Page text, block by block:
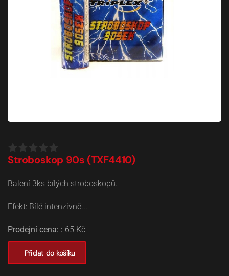
Stroboskop 90s (TXF4410)
Balení 3ks bílých stroboskopů.
Efekt: Bílé intenzivně...
Prodejní cena: : 65 Kč
Přidat do košíku